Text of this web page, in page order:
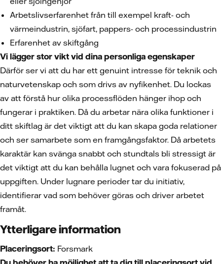
Arbetslivserfarenhet från till exempel kraft- och
värmeindustrin, sjöfart, pappers- och processindustrin
Erfarenhet av skiftgång
Vi lägger stor vikt vid dina personliga egenskaper
Därför ser vi att du har ett genuint intresse för teknik och
naturvetenskap och som drivs av nyfikenhet. Du lockas
av att förstå hur olika processflöden hänger ihop och
fungerar i praktiken. Då du arbetar nära olika funktioner i
ditt skiftlag är det viktigt att du kan skapa goda relationer
och ser samarbete som en framgångsfaktor. Då arbetets
karaktär kan svänga snabbt och stundtals bli stressigt är
det viktigt att du kan behålla lugnet och vara fokuserad på
uppgiften. Under lugnare perioder tar du initiativ,
identifierar vad som behöver göras och driver arbetet
framåt.
Ytterligare information
Placeringsort: Forsmark